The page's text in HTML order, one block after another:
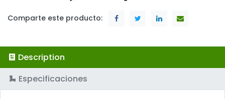
Comparte este producto:
Description
Especificaciones